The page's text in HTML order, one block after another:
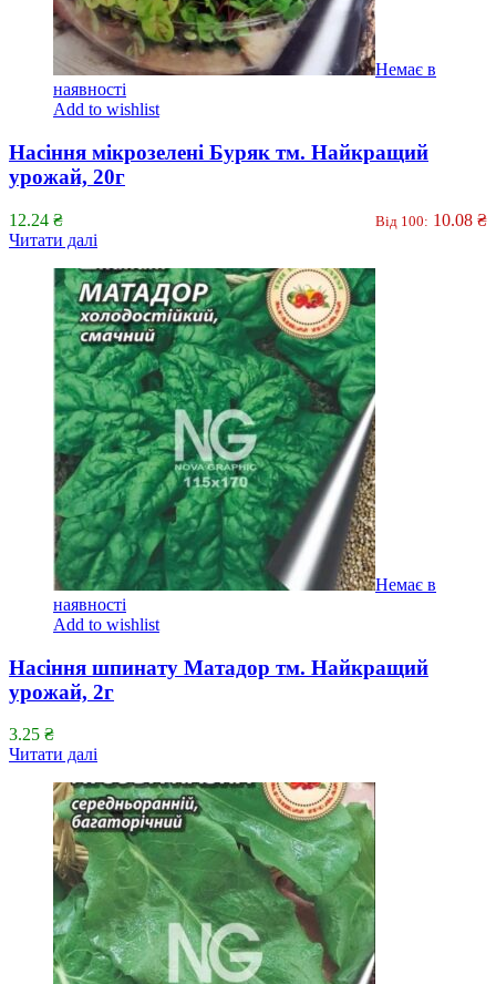
Немає в
наявності
Add to wishlist
Насіння мікрозелені Буряк тм. Найкращий
урожай, 20г
12.24 ₴ Від 100: 10.08 ₴
Читати далі
Немає в
наявності
Add to wishlist
Насіння шпинату Матадор тм. Найкращий
урожай, 2г
3.25 ₴
Читати далі